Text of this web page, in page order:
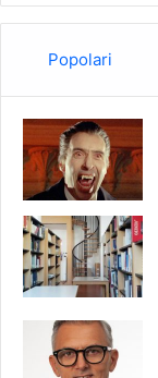
Popolari